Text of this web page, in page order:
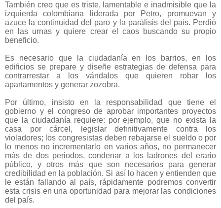
También creo que es triste, lamentable e inadmisible que la
izquierda colombiana liderada por Petro, promuevan y
azuce la continuidad del paro y la parálisis del país. Perdió
en las urnas y quiere crear el caos buscando su propio
beneficio.
Es necesario que la ciudadanía en los barrios, en los
edificios se prepare y diseñe estrategias de defensa para
contrarrestar a los vándalos que quieren robar los
apartamentos y generar zozobra.
Por último, insisto en la responsabilidad que tiene el
gobierno y el congreso de aprobar importantes proyectos
que la ciudadanía requiere: por ejemplo, que no exista la
casa por cárcel, legislar definitivamente contra los
violadores; los congresistas deben rebajarse el sueldo o por
lo menos no incrementarlo en varios años, no permanecer
más de dos periodos, condenar a los ladrones del erario
público, y otros más que son necesarios para generar
credibilidad en la población. Si así lo hacen y entienden que
le están fallando al país, rápidamente podremos convertir
esta crisis en una oportunidad para mejorar las condiciones
del país.